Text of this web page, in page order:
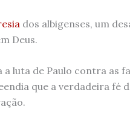
dos albigenses, um
Deus.
luta de Paulo contra as
que a verdadeira fé